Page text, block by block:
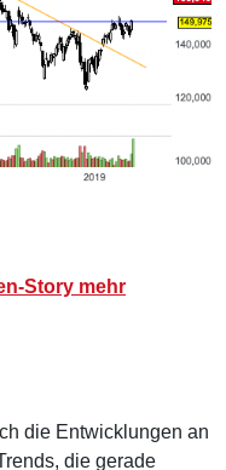
Story mehr
die Entwicklungen an
die gerade